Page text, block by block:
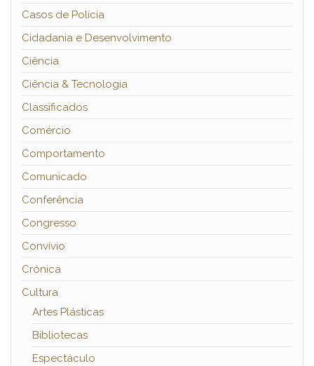
Casos de Polícia
Cidadania e Desenvolvimento
Ciência
Ciência & Tecnologia
Classificados
Comércio
Comportamento
Comunicado
Conferência
Congresso
Convívio
Crónica
Cultura
Artes Plásticas
Bibliotecas
Espectáculo